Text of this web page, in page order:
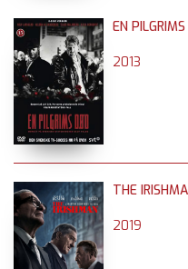
EN
2013
THE
2019